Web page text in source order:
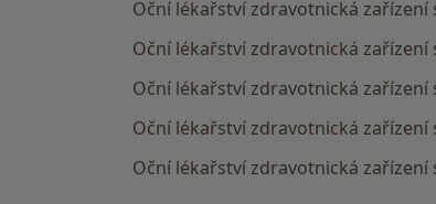
Oční lékařství zdravotnická zařízení
Oční lékařství zdravotnická
Oční lékařství zdravotnická
Oční lékařství zdravotnická
Oční lékařství zdravotnická